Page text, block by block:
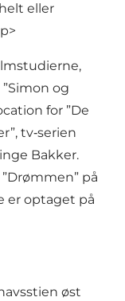
eller
og
for ”De
tv‑serien
Bakker.
på
er optaget på
øst